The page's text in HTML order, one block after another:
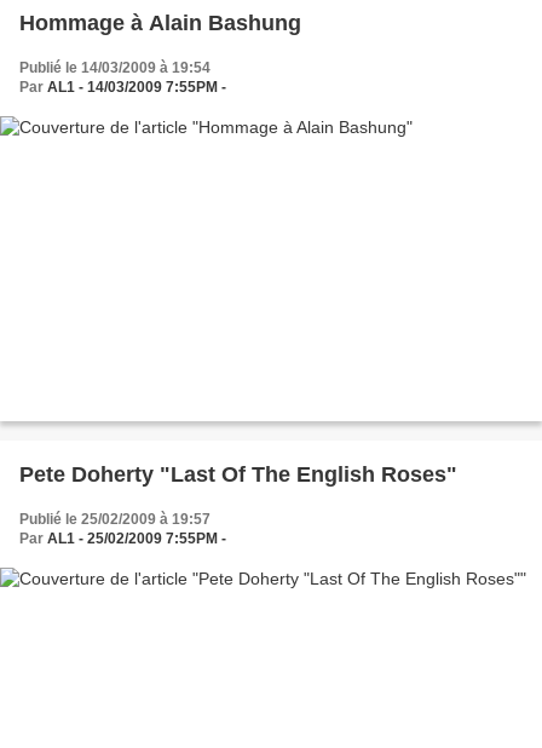
Hommage à Alain Bashung
Publié le 14/03/2009 à 19:54
Par AL1 - 14/03/2009 7:55PM -
Pete Doherty "Last Of The English Roses"
Publié le 25/02/2009 à 19:57
Par AL1 - 25/02/2009 7:55PM -